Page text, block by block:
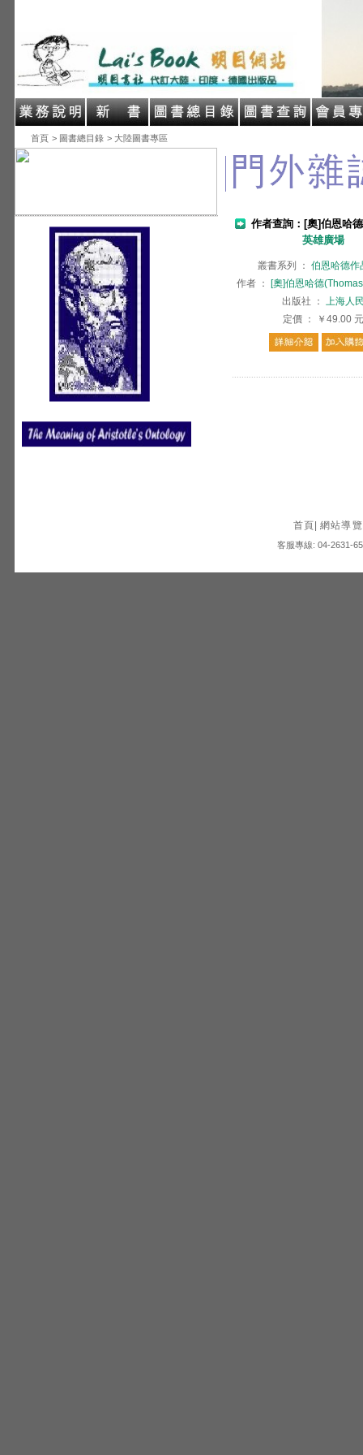
首頁 > 圖書總目錄 > 大陸圖書專區
作者查詢：[奧]伯恩哈
英雄廣場
叢書系列 ： 伯恩哈德作
作者 ：
[奧]伯恩哈德
出版社
： 上海人
定價 ： ￥49.00 元
首頁 網站導覽
客服專線: 04-2631-